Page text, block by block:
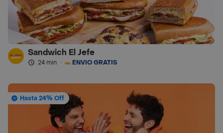
Sandwich El Jefe
24 min · ENVÍO GRATIS
Hasta 24% Off